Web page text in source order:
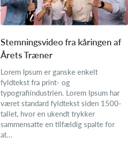
Stemningsvideo fra kåringen af
Årets Træner
Lorem Ipsum er ganske enkelt
fyldtekst fra print- og
typografiindustrien. Lorem Ipsum har
været standard fyldtekst siden 1500-
tallet, hvor en ukendt trykker
sammensatte en tilfældig spalte for
at...